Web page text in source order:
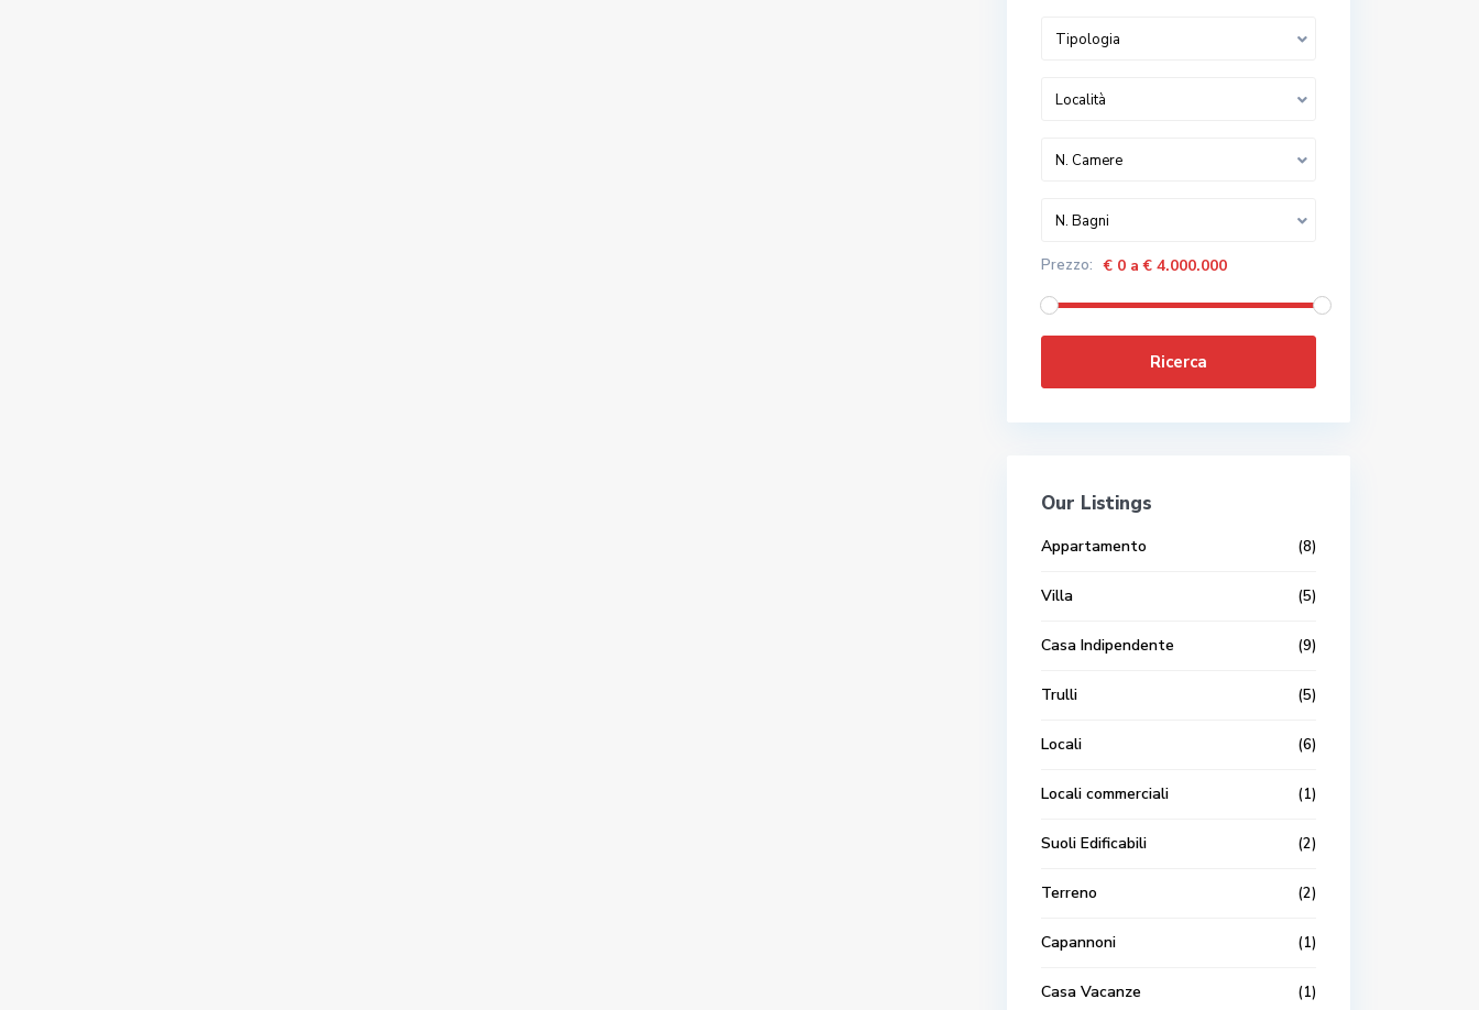
Tipologia
Località
N. Camere
N. Bagni
Prezzo: € 0 a € 4.000.000
Ricerca
Our Listings
Appartamento (8)
Villa (5)
Casa Indipendente (9)
Trulli (5)
Locali (6)
Locali commerciali (1)
Suoli Edificabili (2)
Terreno (2)
Capannoni (1)
Casa Vacanze (1)